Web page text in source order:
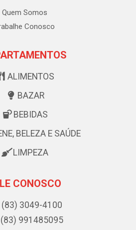
Quem Somos
Conosco
ALIMENTOS
BAZAR
BEBIDAS
BELEZA E SAÚDE
LIMPEZA
CONOSCO
(83) 3049-4100
(83) 991485095